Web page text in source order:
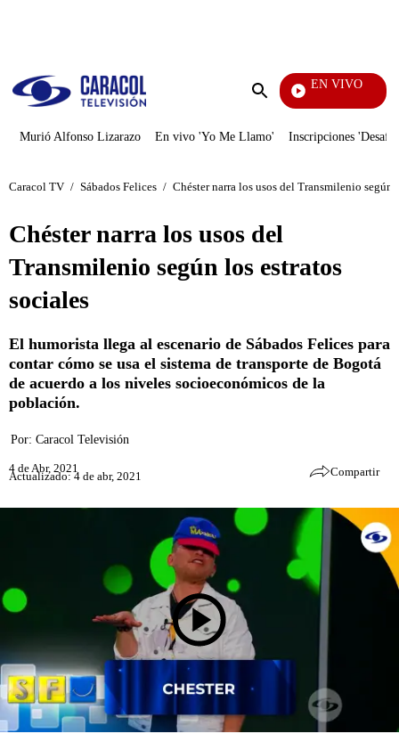
Enviar
EN VIVO
Yo
Murió Alfonso Lizarazo En vivo 'Yo Me Llamo' Inscripciones
Caracol TV / Sábados Felices / Chéster narra los usos del Transmilenio según
Chéster narra los usos del
Transmilenio según los estratos
sociales
El humorista llega al escenario de Sábados Felices para
contar cómo se usa el sistema de transporte de Bogotá
de acuerdo a los niveles socioeconómicos de la
población.
Por: Caracol Televisión
4 de Abr, 2021
Actualizado: 4 de abr, 2021 Compartir